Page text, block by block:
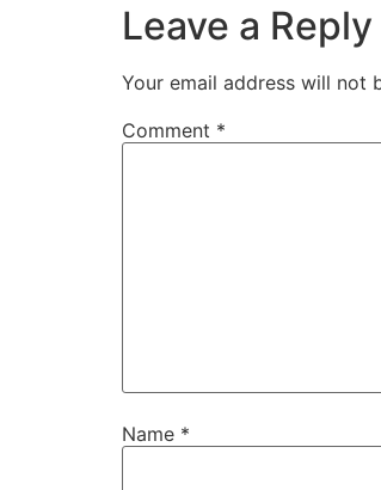
Leave a Reply
Your email address will not
Comment *
Name *